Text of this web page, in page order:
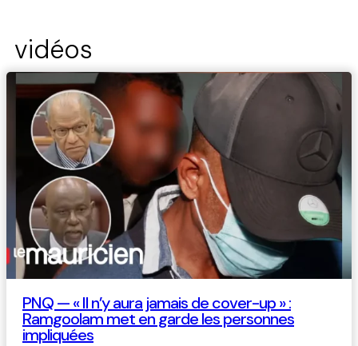
vidéos
PNQ — « Il n’y aura jamais de cover-up » :
Ramgoolam met en garde les personnes
impliquées